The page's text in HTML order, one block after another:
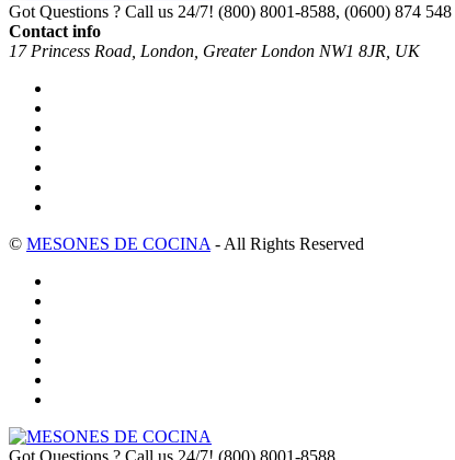
Got Questions ? Call us 24/7! (800) 8001-8588, (0600) 874 548
Contact info
17 Princess Road, London, Greater London NW1 8JR, UK
© MESONES DE COCINA - All Rights Reserved
Got Questions ? Call us 24/7! (800) 8001-8588